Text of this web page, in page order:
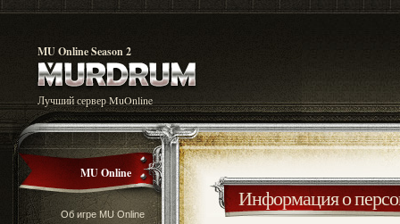
MU Online Season 2
Лучший сервер MuOnline
MU Online
Об игре MU Online
Информация о